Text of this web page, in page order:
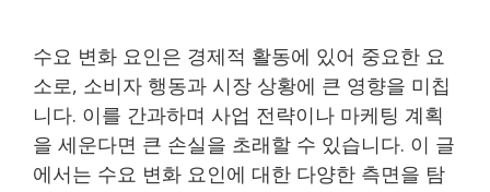
수요 변화 요인은 경제적 활동에 있어 중요한 요
소로, 소비자 행동과 시장 상황에 큰 영향을 미칩
니다. 이를 간과하며 사업 전략이나 마케팅 계획
을 세운다면 큰 손실을 초래할 수 있습니다. 이 글
에서는 수요 변화 요인에 대한 다양한 측면을 탐